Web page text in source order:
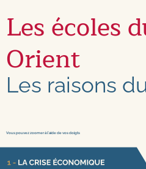
Les écoles
Orient
Les raisons
Vous pouvez zoomer à l’aide de vos doigts